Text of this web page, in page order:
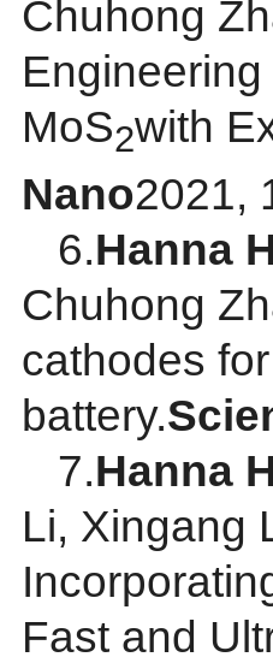
Chuhong
MoS2with
Nano2021,
6.Hanna
Chuhong
cathodes
battery.
7.Hanna
Li, Xingang
Fast and